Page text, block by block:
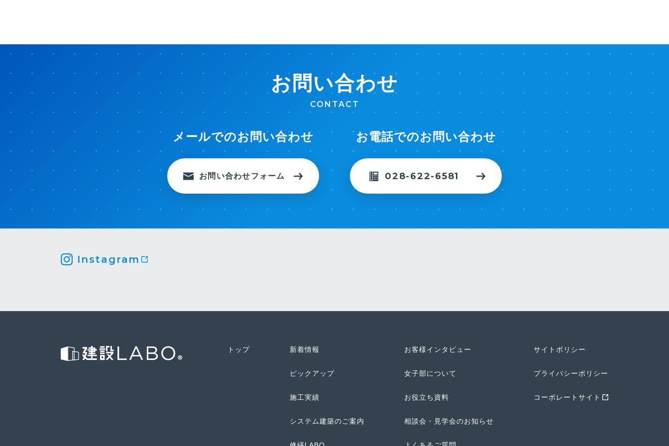
お問い合わせ
CONTACT
メールでのお問い合わせ
お問い合わせフォーム
お電話でのお問い合わせ
028-622-6581
Instagram
トップ 新着情報
ピックアップ
施工実績
システム建築のご案内
お客様インタビュー
女子部について
お役立ち資料
相談会・見学会のお知らせ
サイトポリシー
プライバシーポリシー
コーポレートサイト